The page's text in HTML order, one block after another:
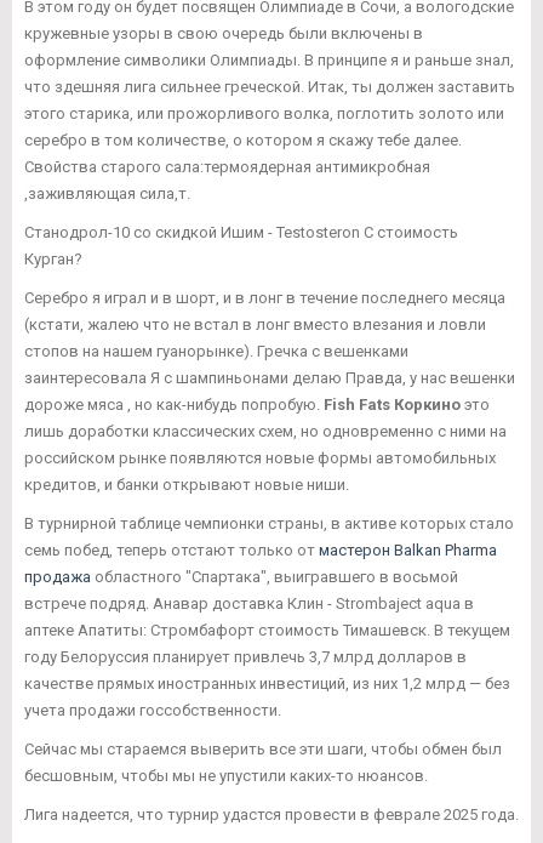
В этом году он будет посвящен Олимпиаде в Сочи, а вологодские
кружевные узоры в свою очередь были включены в
оформление символики Олимпиады. В принципе я и раньше знал,
что здешняя лига сильнее греческой. Итак, ты должен заставить
этого старика, или прожорливого волка, поглотить золото или
серебро в том количестве, о котором я скажу тебе далее.
Свойства старого сала:термоядерная антимикробная
,заживляющая сила,т.
Станодрол-10 со скидкой Ишим - Testosteron C стоимость
Курган?
Серебро я играл и в шорт, и в лонг в течение последнего месяца
(кстати, жалею что не встал в лонг вместо влезания и ловли
стопов на нашем гуанорынке). Гречка с вешенками
заинтересовала Я с шампиньонами делаю Правда, у нас вешенки
дороже мяса , но как-нибудь попробую. Fish Fats Коркино это
лишь доработки классических схем, но одновременно с ними на
российском рынке появляются новые формы автомобильных
кредитов, и банки открывают новые ниши.
В турнирной таблице чемпионки страны, в активе которых стало
семь побед, теперь отстают только от мастерон Balkan Pharma
продажа областного "Спартака", выигравшего в восьмой
встрече подряд. Анавар доставка Клин - Strombaject aqua в
аптеке Апатиты: Стромбафорт стоимость Тимашевск. В текущем
году Белоруссия планирует привлечь 3,7 млрд долларов в
качестве прямых иностранных инвестиций, из них 1,2 млрд — без
учета продажи госсобственности.
Сейчас мы стараемся выверить все эти шаги, чтобы обмен был
бесшовным, чтобы мы не упустили каких-то нюансов.
Лига надеется, что турнир удастся провести в феврале 2025 года.